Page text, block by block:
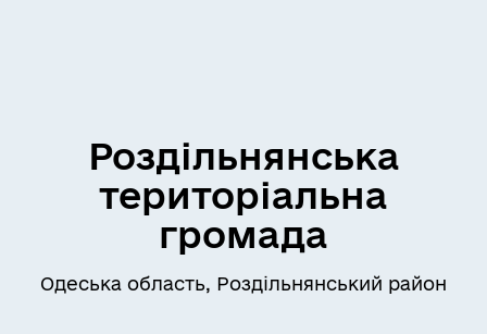
Роздільнянська
територіальна
громада
Одеська область, Роздільнянський район